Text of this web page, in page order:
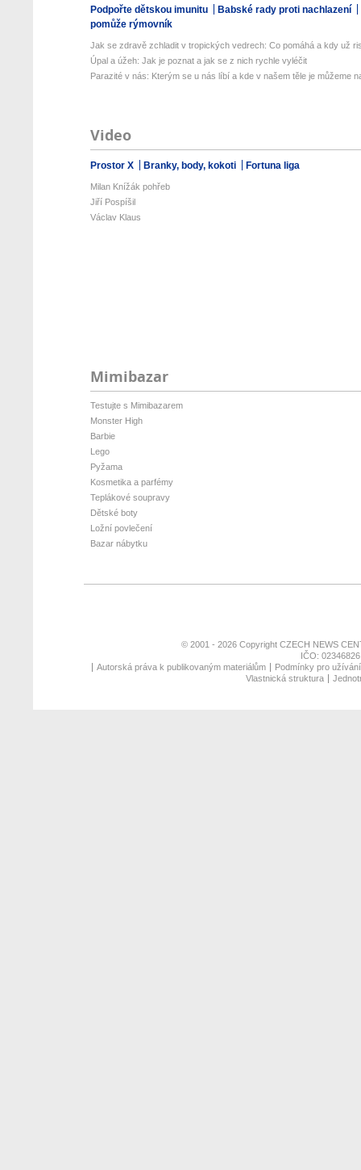
Podpořte dětskou imunitu
Babské rady proti nachlazení
pomůže rýmovník
Jak se zdravě zchladit v tropických vedrech: Co pomáhá a kdy už
Úpal a úžeh: Jak je poznat a jak se z nich rychle vyléčit
Parazité v nás: Kterým se u nás líbí a kde v našem těle je můžeme
Video
Prostor X Branky, body, kokoti Fortuna liga
Milan Knížák pohřeb
Jiří Pospíšil
Václav Klaus
Mimibazar
Testujte s Mimibazarem
Monster High
Barbie
Lego
Pyžama
Kosmetika a parfémy
Teplákové soupravy
Dětské boty
Ložní povlečení
Bazar nábytku
© 2001 - 2026 Copyright CZECH NEWS
IČO:
Autorská práva k publikovaným materiálům
Podmínky pro
Vlastnická struktura